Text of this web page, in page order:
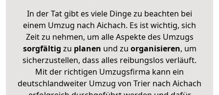
In der Tat gibt es viele Dinge zu beachten bei
einem Umzug nach Aichach. Es ist wichtig, sich
Zeit zu nehmen, um alle Aspekte des Umzugs
sorgfältig zu planen und zu organisieren, um
sicherzustellen, dass alles reibungslos verläuft.
Mit der richtigen Umzugsfirma kann ein
deutschlandweiter Umzug von Trier nach Aichach